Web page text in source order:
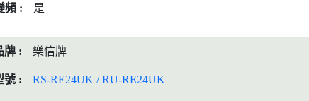
是
樂信牌
RS-RE24UK / RU-RE24UK